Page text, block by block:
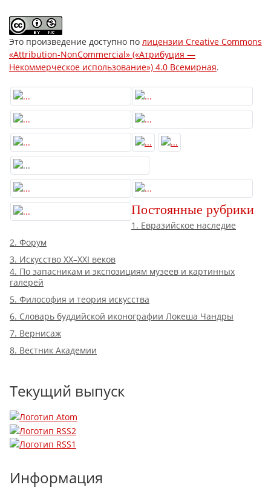
Это произведение доступно по лицензии Creative Commons
«Attribution-NonCommercial» («Атрибуция —
Некоммерческое использование») 4.0 Всемирная.
Постоянные рубрики
1. Евразийское наследие
2. Форум
3. Искусство XX–XXI веков
4. По запасникам и экспозициям музеев и картинных
галерей
5. Философия и теория искусства
6. Словарь буддийской иконографии Локеша Чандры
7. Вернисаж
8. Вестник Академии
Текущий выпуск
Информация